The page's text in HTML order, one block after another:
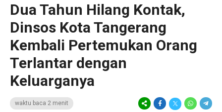
Dua Tahun Hilang Kontak,
Dinsos Kota Tangerang
Kembali Pertemukan Orang
Terlantar dengan
Keluarganya
waktu baca 2 menit